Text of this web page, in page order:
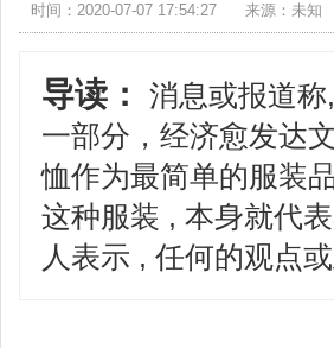
时间：2020-07-07 17:54:27 来源：未知
导读：
消息或报道
一部分，经济愈发达
恤作为最简单的服装
这种服装 , 本身就代
人表示 , 任何的观点